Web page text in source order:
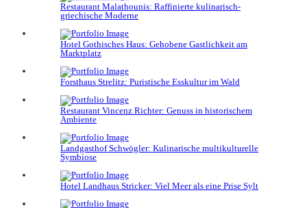
Restaurant Malathounis: Raffinierte kulinarisch-
griechische Moderne
Hotel Gothisches Haus: Gehobene Gastlichkeit am
Marktplatz
Forsthaus Strelitz: Puristische Esskultur im Wald
Restaurant Vincenz Richter: Genuss in historischem
Ambiente
Landgasthof Schwögler: Kulinarische multikulturelle
Symbiose
Hotel Landhaus Stricker: Viel Meer als eine Prise Sylt